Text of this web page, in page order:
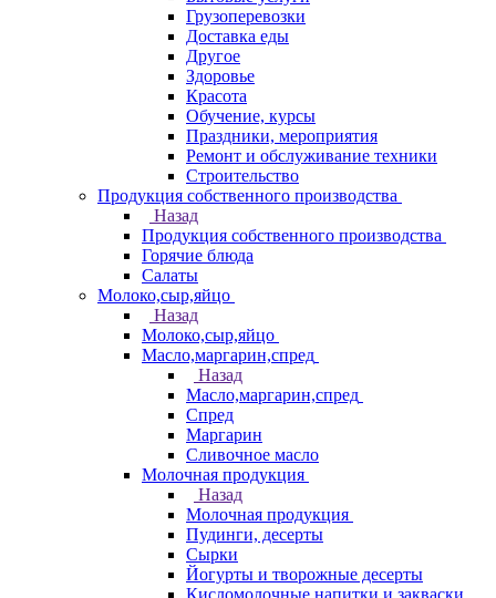
Грузоперевозки
Доставка еды
Другое
Здоровье
Красота
Обучение, курсы
Праздники, мероприятия
Ремонт и обслуживание техники
Строительство
Продукция собственного производства
Назад
Продукция собственного производства
Горячие блюда
Салаты
Молоко,сыр,яйцо
Назад
Молоко,сыр,яйцо
Масло,маргарин,спред
Назад
Масло,маргарин,спред
Спред
Маргарин
Сливочное масло
Молочная продукция
Назад
Молочная продукция
Пудинги, десерты
Сырки
Йогурты и творожные десерты
Кисломолочные напитки и закваски